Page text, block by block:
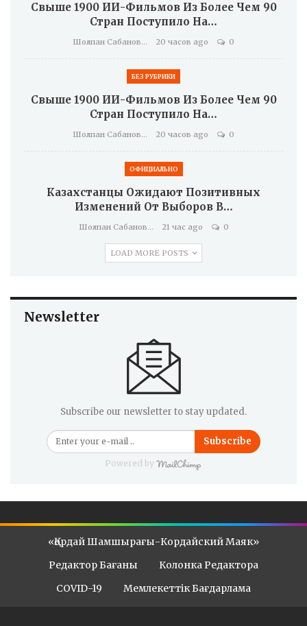
Свыше 1900 ИИ-Фильмов Из Более Чем 90
Стран Поступило На…
Шолпан Сабанова 20 часов ago 0
БЕЗ РУБРИКИ
Свыше 1900 ИИ-Фильмов Из Более Чем 90
Стран Поступило На…
Шолпан Сабанова 20 часов ago 0
ОФИЦИАЛЬНО
Казахстанцы Ожидают Позитивных
Изменений От Выборов В…
Шолпан Сабанова 21 час ago 0
LOAD MORE POSTS
Newsletter
Subscribe our newsletter to stay updated.
Subscribe
Powered by
«Қордай Шамшырағы-Кордайский Маяк»
Редактор Бағаны
Колонка Редактора
COVID-19
Мемлекеттік Бағдарлама